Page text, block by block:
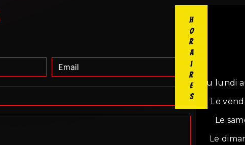
Horaires
Du lundi
Le
Le
Le